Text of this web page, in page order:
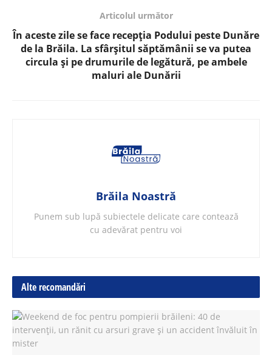
Articolul următor
În aceste zile se face recepția Podului peste Dunăre
de la Brăila. La sfârșitul săptămânii se va putea
circula și pe drumurile de legătură, pe ambele
maluri ale Dunării
Brăila Noastră
Punem sub lupă subiectele delicate care contează
cu adevărat pentru voi
Alte recomandări